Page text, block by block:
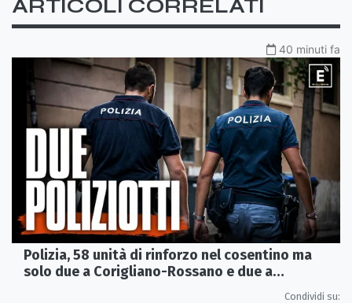
ARTICOLI CORRELATI
40 minuti fa
Polizia, 58 unità di rinforzo nel cosentino ma
solo due a Corigliano-Rossano e due a
Condividi su: